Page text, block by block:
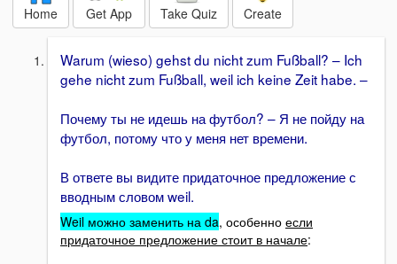
Home Get App Take Quiz Create
Warum (wieso) gehst du nicht zum Fußball? – Ich
gehe nicht zum Fußball, weil ich keine Zeit habe. –
Почему ты не идешь на футбол? – Я не пойду на
футбол, потому что у меня нет времени.
В ответе вы видите придаточное предложение с
вводным словом weil.
Weil можно заменить на da, особенно если
придаточное предложение стоит в начале: